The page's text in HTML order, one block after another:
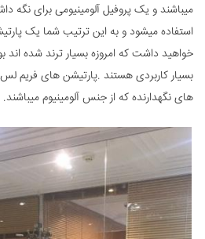
میباشند و یک پروفیل آلومینیومی برای نگه
استفاده میشود و به این ترتیب شما یک
خواهید داشت که امروزه بسیار ترند شده اند
بسیار کاربردی هستند .پارتیشن های فریم لس
های نگهدارنده که از جنس آلومینیوم میباشند.